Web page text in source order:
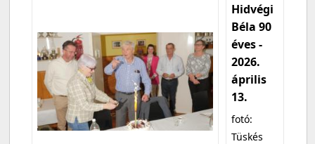
Hidvégi
Béla 90
éves -
2026.
április
13.
fotó:
Tüskés